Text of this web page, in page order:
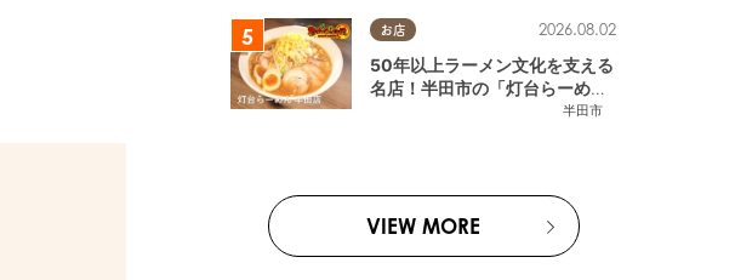
お店
半田市
2026.08.02
50年以上ラーメン文化を支える
名店！半田市の「灯台らーめん
半田店」へ【熱血ラーメン伝 8
VIEW MORE